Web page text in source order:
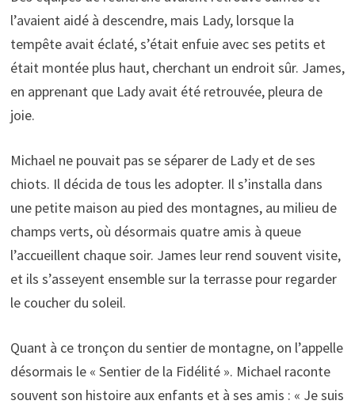
l’avaient aidé à descendre, mais Lady, lorsque la
tempête avait éclaté, s’était enfuie avec ses petits et
était montée plus haut, cherchant un endroit sûr. James,
en apprenant que Lady avait été retrouvée, pleura de
joie.
Michael ne pouvait pas se séparer de Lady et de ses
chiots. Il décida de tous les adopter. Il s’installa dans
une petite maison au pied des montagnes, au milieu de
champs verts, où désormais quatre amis à queue
l’accueillent chaque soir. James leur rend souvent visite,
et ils s’asseyent ensemble sur la terrasse pour regarder
le coucher du soleil.
Quant à ce tronçon du sentier de montagne, on l’appelle
désormais le « Sentier de la Fidélité ». Michael raconte
souvent son histoire aux enfants et à ses amis : « Je suis